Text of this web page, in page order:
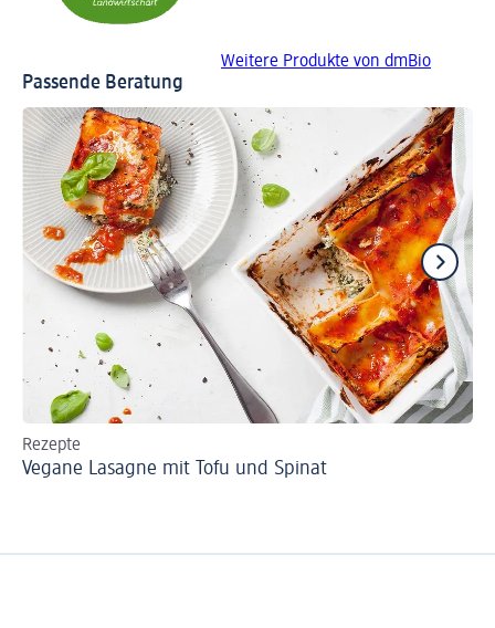
Weitere Produkte von dmBio
Passende Beratung
Rezepte
Vegane Lasagne mit Tofu und Spinat